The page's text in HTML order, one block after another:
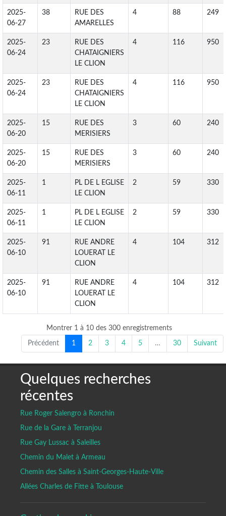
2025-
06-27
38
RUE DES
AMARELLES
4 88 249
2025-
06-24
23
RUE DES
CHATAIGNIERS
LE CLION
4 116 950
2025-
06-24
23
RUE DES
CHATAIGNIERS
LE CLION
4 116 950
2025-
06-20
15
RUE DES
MERISIERS
3 60 240
2025-
06-20
15
RUE DES
MERISIERS
3 60 240
2025-
06-11
1
PL DE L EGLISE
LE CLION
2 59 330
2025-
06-11
1
PL DE L EGLISE
LE CLION
2 59 330
2025-
06-10
91
RUE ANDRE
LOUERAT LE
CLION
4 104 312
2025-
06-10
91
RUE ANDRE
LOUERAT LE
CLION
4 104 312
Montrer 1 à 10 des 300 enregistrements
Précédent 1 2 3 4 5 … 30 Suivant
Quelques recherches
récentes
Rue Roger Salengro à Ronchin
Rue de la Gare à Terranjou
Rue Gay Lussac à Saleilles
Chemin du Malet à Armeau
Chemin des Salles à Saint-Georges-Haute-Ville
Allées Charles de Fitte à Toulouse